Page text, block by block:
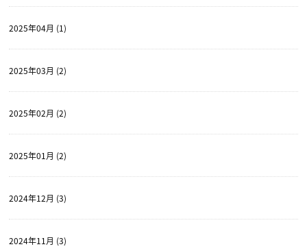
2025年04月 (1)
2025年03月 (2)
2025年02月 (2)
2025年01月 (2)
2024年12月 (3)
2024年11月 (3)